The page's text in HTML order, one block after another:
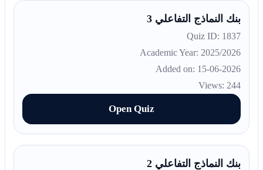
بنك النماذج التفاعلي 3
Quiz ID: 1837
Academic Year: 2025/2026
Added on: 15-06-2026
Views: 244
Open Quiz
بنك النماذج التفاعلي 2